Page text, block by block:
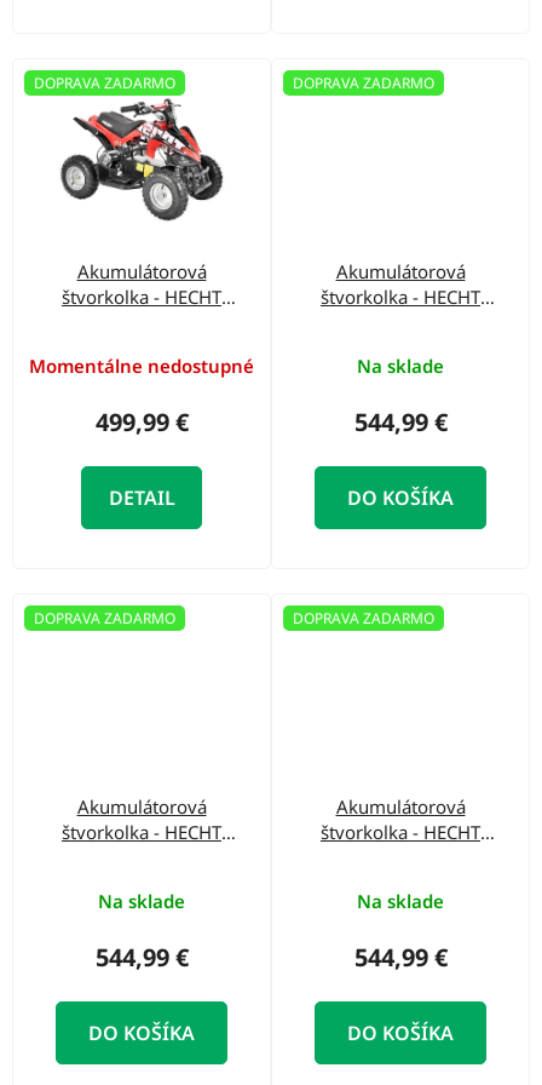
DOPRAVA ZADARMO
Akumulátorová
štvorkolka - HECHT
Momentálne nedostupné
499,99 €
DETAIL
DOPRAVA ZADARMO
Akumulátorová
štvorkolka - HECHT
Na sklade
544,99 €
DO KOŠÍKA
DOPRAVA ZADARMO
Akumulátorová
štvorkolka - HECHT
Na sklade
544,99 €
DO KOŠÍKA
DOPRAVA ZADARMO
Akumulátorová
štvorkolka - HECHT
Na sklade
544,99 €
DO KOŠÍKA